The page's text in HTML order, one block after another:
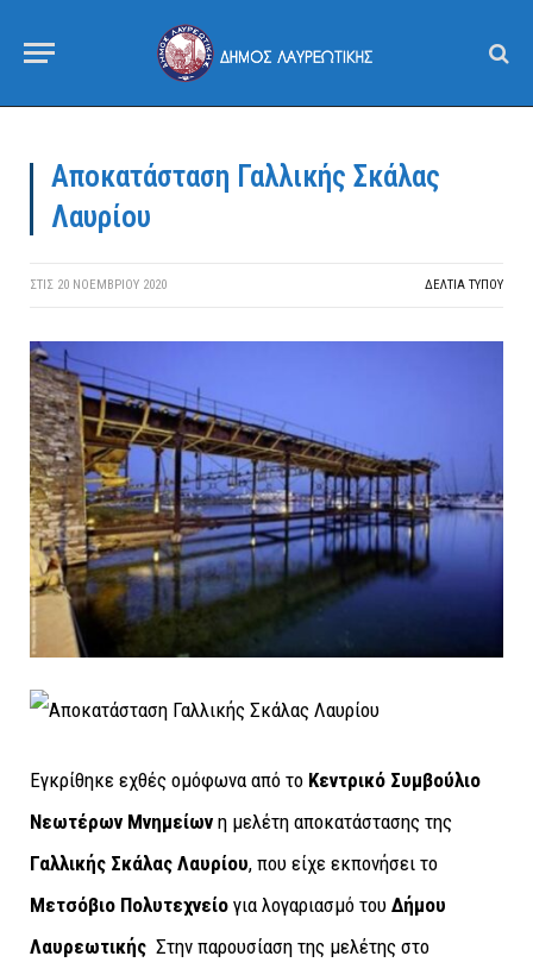
Αποκατάσταση Γαλλικής Σκάλας
Λαυρίου
ΣΤΙΣ 20 ΝΟΕΜΒΡΊΟΥ 2020 ΔΕΛΤΙΑ ΤΥΠΟΥ
Εγκρίθηκε εχθές ομόφωνα από το Κεντρικό Συμβούλιο
Νεωτέρων Μνημείων η μελέτη αποκατάστασης της
Γαλλικής Σκάλας Λαυρίου, που είχε εκπονήσει το
Μετσόβιο Πολυτεχνείο για λογαριασμό του Δήμου
Λαυρεωτικής Στην παρουσίαση της μελέτης στο